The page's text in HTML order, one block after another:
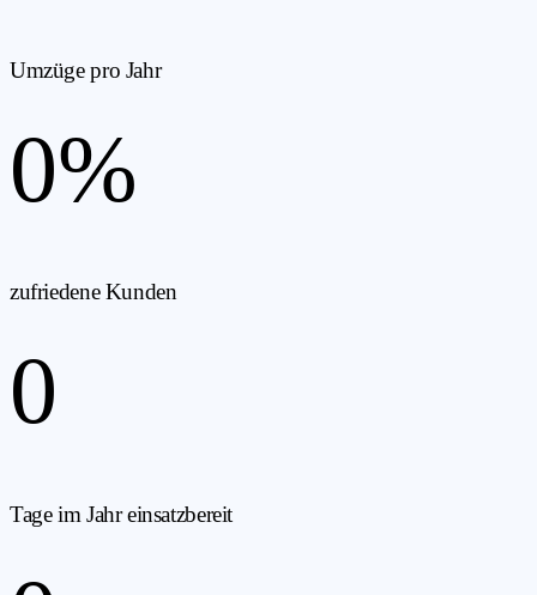
Umzüge pro Jahr
0%
zufriedene Kunden
0
Tage im Jahr einsatzbereit